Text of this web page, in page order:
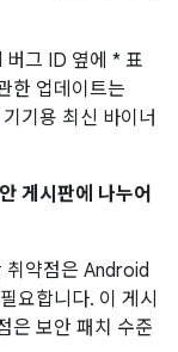
그 ID 옆에 * 표
한 업데이트는
기용 최신 바이너
게시판에 나누어
취약점은 Android
요합니다. 이 게시
은 보안 패치 수준